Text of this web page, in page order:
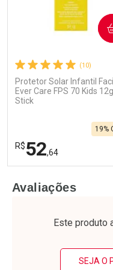
Por R$ 89,90/cada
Comprar sem
(10)
Protetor Solar Infantil
Ever Care FPS 70 Kids 12g
Stick
R$52,64
19%
COMPRAR
Laboratório
Por Menos
Avaliações
Este produto
SEJA O